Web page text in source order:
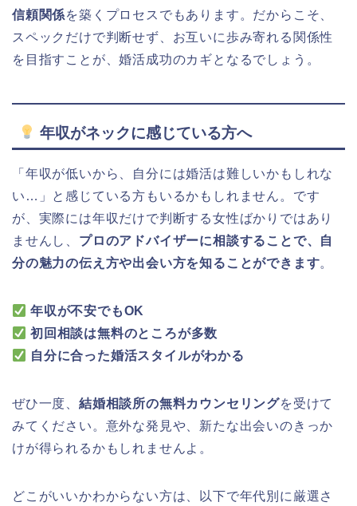
信頼関係を築くプロセスでもあります。だからこそ、
スペックだけで判断せず、お互いに歩み寄れる関係性
を目指すことが、婚活成功のカギとなるでしょう。
年収がネックに感じている方へ
「年収が低いから、自分には婚活は難しいかもしれな
い…」と感じている方もいるかもしれません。です
が、実際には年収だけで判断する女性ばかりではあり
ませんし、 プロのアドバイザーに相談することで、自
分の魅力の伝え方や出会い方を知ることができます。
年収が不安でもOK
初回相談は無料のところが多数
自分に合った婚活スタイルがわかる
ぜひ一度、 結婚相談所の無料カウンセリングを受けて
みてください。意外な発見や、新たな出会いのきっか
けが得られるかもしれませんよ。
どこがいいかわからない方は、以下で年代別に厳選さ